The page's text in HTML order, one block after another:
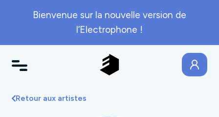
Bienvenue sur la nouvelle version de
l’Electrophone !
Retour aux artistes